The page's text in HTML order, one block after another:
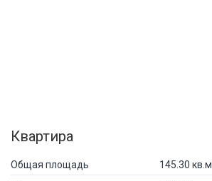
Квартира
Общая площадь 145.30 кв.м.